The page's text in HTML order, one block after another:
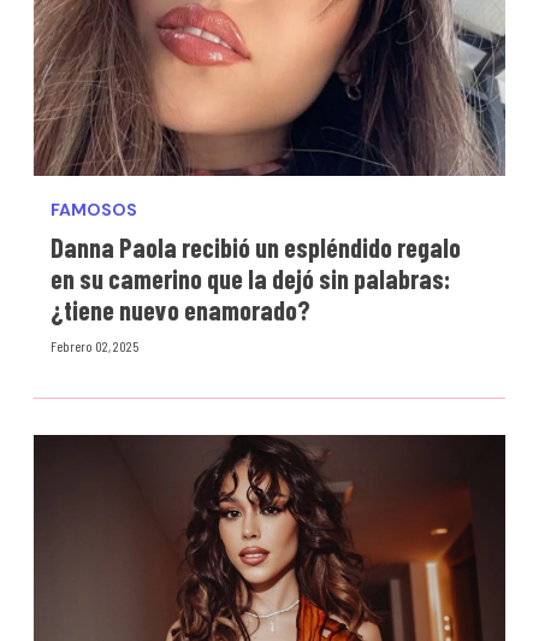
FAMOSOS
Danna Paola recibió un espléndido regalo
en su camerino que la dejó sin palabras:
¿tiene nuevo enamorado?
Febrero 02, 2025